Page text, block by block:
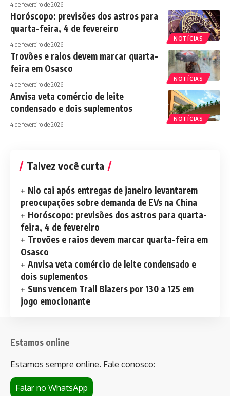
4 de fevereiro de 2026
NOTÍCIAS
Horóscopo: previsões dos astros para
quarta-feira, 4 de fevereiro
4 de fevereiro de 2026
NOTÍCIAS
Trovões e raios devem marcar quarta-
feira em Osasco
4 de fevereiro de 2026
NOTÍCIAS
Anvisa veta comércio de leite
condensado e dois suplementos
4 de fevereiro de 2026
Talvez você curta
Nio cai após entregas de janeiro levantarem
preocupações sobre demanda de EVs na China
Horóscopo: previsões dos astros para quarta-
feira, 4 de fevereiro
Trovões e raios devem marcar quarta-feira em
Osasco
Anvisa veta comércio de leite condensado e
dois suplementos
Suns vencem Trail Blazers por 130 a 125 em
jogo emocionante
Estamos online
Estamos sempre online. Fale conosco:
Falar no WhatsApp